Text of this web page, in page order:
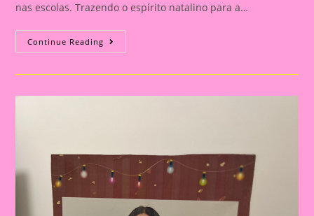
nas escolas. Trazendo o espírito natalino para a…
Continue Reading Lembrancinha
Ho,
Para